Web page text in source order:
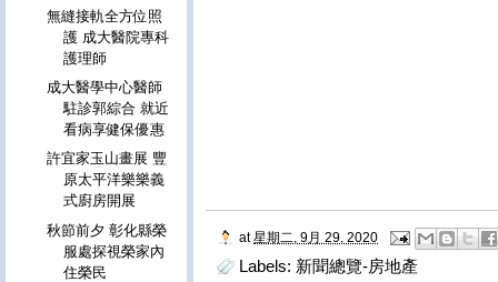
at 星期二, 9月 29, 2020
Labels: 新聞總覽-房地產
無縫接軌全方位照
護 成大醫院專科
護理師
成大醫學中心醫師
駐診郭綜合 就近
看病享健保優惠
許宜家玉山畫展 豐
原太平洋樂樂義
式廚房開展
秋節前夕 彰化縣榮
服處探視榮家內
住榮民